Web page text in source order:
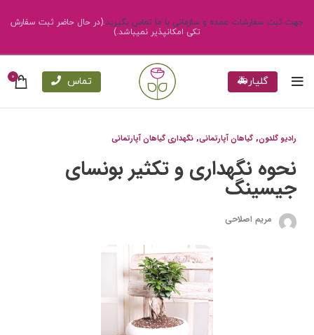
جهت ثبت سفارشات عمده و سازمانی با ما تماس بگیرید.(در حال حاضر ثبت سفارش
تکی امکانپذیر نمیباشد.)
گلیار🚑 تماس 0
رادیو گلدون, گیاهان آپارتمانی, نگهداری گیاهان آپارتمانی
نحوه نگهداری و تکثیر بونسای
جیسینگ
مریم اصلاحی